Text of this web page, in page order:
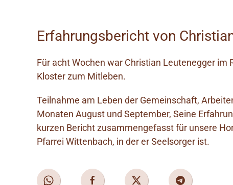
Erfahrungsbericht von
Für acht Wochen war Christian Leutenegger im
Kloster zum Mitleben.
Teilnahme am Leben der Gemeinschaft,
Monaten August und September, Seine
kurzen Bericht zusammengefasst für unsere
Pfarrei Wittenbach, in der er Seelsorger ist.